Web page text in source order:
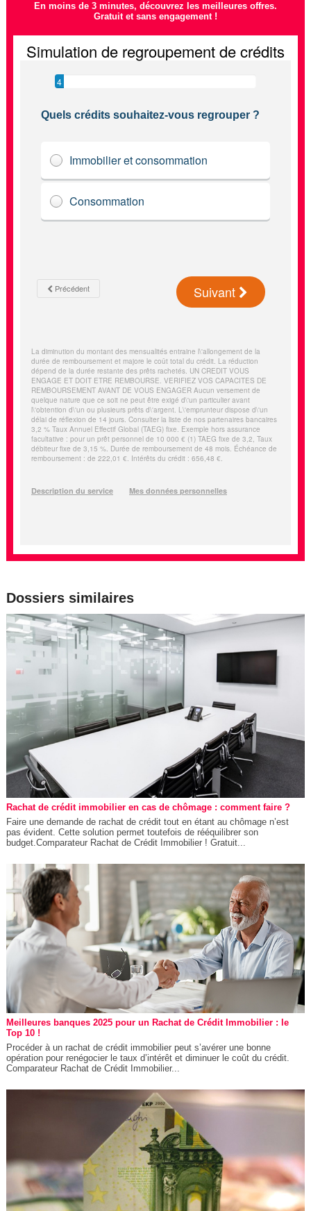
En moins de 3 minutes, découvrez les meilleures offres.
Gratuit et sans engagement !
Dossiers similaires
Rachat de crédit immobilier en cas de chômage : comment faire ?
Faire une demande de rachat de crédit tout en étant au chômage n’est
pas évident. Cette solution permet toutefois de rééquilibrer son
budget.Comparateur Rachat de Crédit Immobilier ! Gratuit...
Meilleures banques 2025 pour un Rachat de Crédit Immobilier : le
Top 10 !
Procéder à un rachat de crédit immobilier peut s’avérer une bonne
opération pour renégocier le taux d’intérêt et diminuer le coût du crédit.
Comparateur Rachat de Crédit Immobilier...